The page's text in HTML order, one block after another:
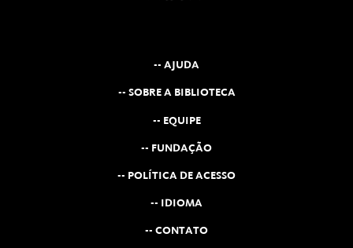
-- AJUDA
-- SOBRE A BIBLIOTECA
-- EQUIPE
-- FUNDAÇÃO
-- POLÍTICA DE ACESSO
-- IDIOMA
-- CONTATO